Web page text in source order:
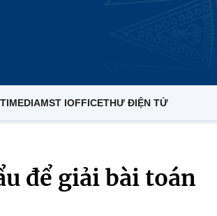
MST IOFFICETHƯ ĐIỆN TỬ
để giải bài toán